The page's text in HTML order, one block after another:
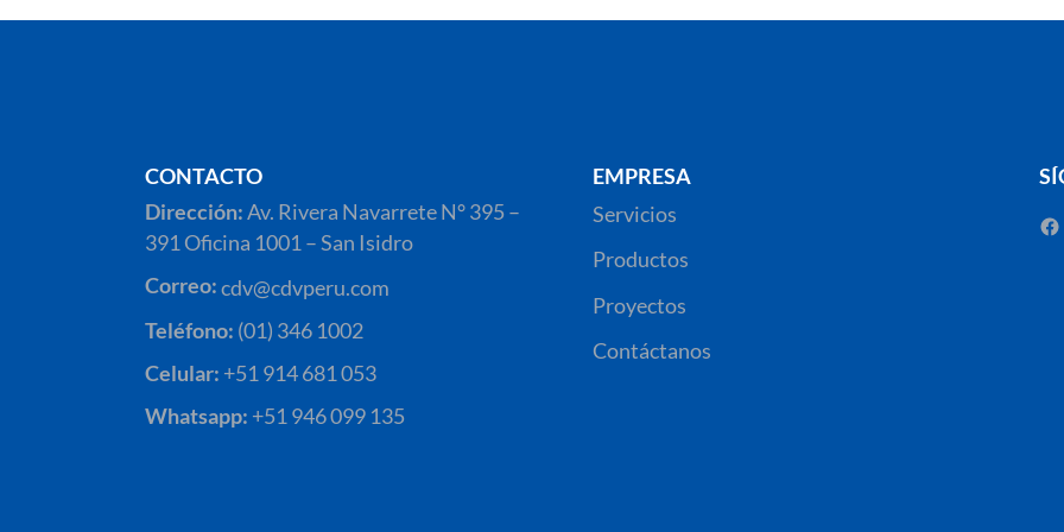
CONTACTO
Dirección:Av. Rivera Navarrete N° 395 –
391 Oficina 1001 – San Isidro
Correo:cdv@cdvperu.com
Teléfono: (01) 346 1002
Celular: +51 914 681 053
Whatsapp: +51 946 099 135
EMPRESA
Servicios
Productos
Proyectos
Contáctanos